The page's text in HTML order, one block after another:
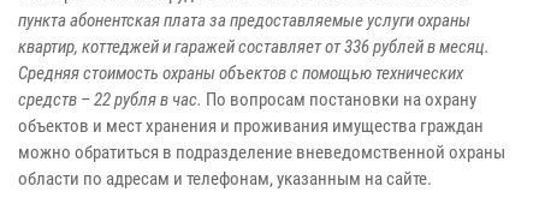
пункта абонентская плата за предоставляемые услуги охраны
квартир, коттеджей и гаражей составляет от 336 рублей в месяц.
Средняя стоимость охраны объектов с помощью технических
средств – 22 рубля в час. По вопросам постановки на охрану
объектов и мест хранения и проживания имущества граждан
можно обратиться в подразделение вневедомственной охраны
области по адресам и телефонам, указанным на сайте.